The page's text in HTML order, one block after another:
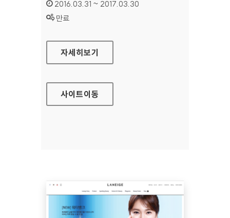
인증기간 :
2016.03.31 ~ 2017.03.30
상태 :
만료
리리코스 마린에너지 홈페이지
자세히보기
사이트이동